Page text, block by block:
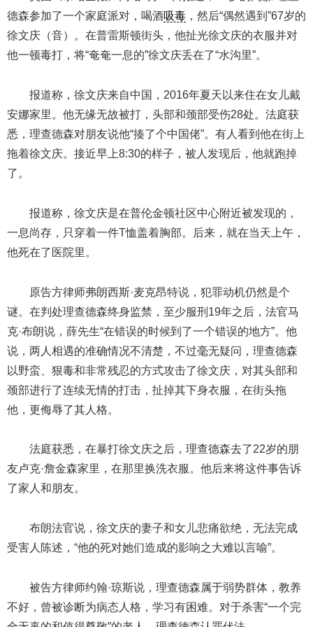
德森参加了一个家庭派对，喝酒吸毒 ，然后“偶然遇到”67岁的
徐文庆（音）。在普雷斯顿街头，他扯光徐文庆的衣服并对
他一顿毒打，将“奄奄一息的”徐文庆丢在了“水沟里”。
报道称，徐文庆来自中国，2016年夏天以来住在女儿戴
安娜家里。他无缘无故被打，头部和颈部受伤28处。法庭获
悉，理查德森对朋友说他“揍了个中国佬”。有人看到他在街上
拖着徐文庆。接近早上8:30的样子，被人发现后，他就跑掉
了。
报道称，徐文庆是在普伦金顿社区中心附近被发现的，
一息尚存，只穿着一件T恤盖着胸部。后来，就在当天上午，
他死在了医院里。
原告方律师弗朗西斯·麦克昂特说，犯罪动机仍然是个
谜。在判处理查德森终身监禁，至少服刑19年之后，法官马
克·布朗说，薛先生“在错误的时候到了一个错误的地方”。他
说，两人相遇的准确情况不清楚，不过毫无疑问，理查德森
以野蛮、狠毒和非常残忍的方式攻击了徐文庆，对其头部和
颈部进行了连续无情的打击，扯掉其下身衣服，在街头拖
他，更侮辱了其人格。
法庭获悉，在暴打徐文庆之后，理查德森去了22岁的朋
友卢克·詹金森家里，在那里换洗衣服。他后来将这件事告诉
了家人和朋友。
布朗法官说，徐文庆的妻子和女儿悲痛欲绝，无法完成
受害人陈述，“他的死对她们造成的影响之大难以言喻”。
被告方律师约翰·琼斯说，理查德森属于弱势群体，教养
不好，曾被诊断为病态人格，学习有困难。对于杀害“一个完